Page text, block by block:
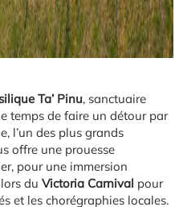
Ta’ Pinu, sanctuaire
temps de faire un détour par
l’un des plus grands
offre une prouesse
pour une immersion
du Victoria Carnival pour
et les chorégraphies locales.